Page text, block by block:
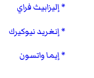
إليزابيث فراي
إنغريد نيوكيرك
إيما واتسون